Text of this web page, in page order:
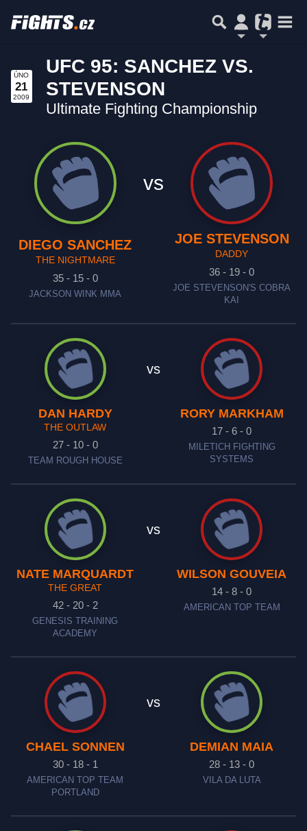
ÚNO
21
2009
UFC 95: SANCHEZ VS.
STEVENSON
Ultimate Fighting Championship
DIEGO SANCHEZ
THE NIGHTMARE
35 - 15 - 0
JACKSON WINK MMA
vs
JOE STEVENSON
DADDY
36 - 19 - 0
JOE STEVENSON'S COBRA
KAI
DAN HARDY
THE OUTLAW
27 - 10 - 0
TEAM ROUGH HOUSE
vs
RORY MARKHAM
17 - 6 - 0
MILETICH FIGHTING
SYSTEMS
NATE MARQUARDT
THE GREAT
42 - 20 - 2
GENESIS TRAINING
ACADEMY
vs
WILSON GOUVEIA
14 - 8 - 0
AMERICAN TOP TEAM
CHAEL SONNEN
30 - 18 - 1
AMERICAN TOP TEAM
PORTLAND
vs
DEMIAN MAIA
28 - 13 - 0
VILA DA LUTA